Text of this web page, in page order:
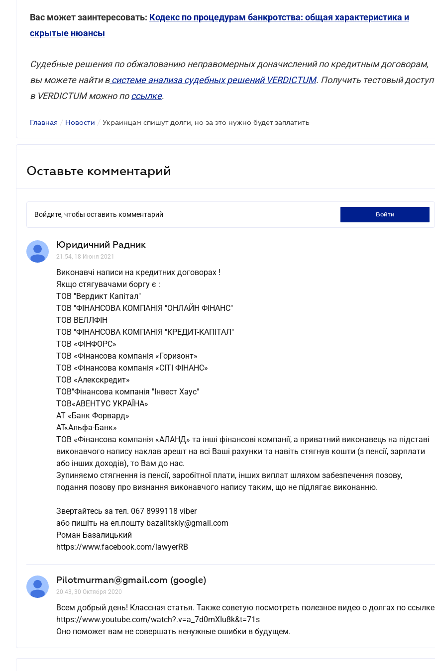
Вас может заинтересовать: Кодекс по процедурам банкротства: общая характеристика и
скрытые нюансы
Cудебные решения по обжалованию неправомерных доначислений по кредитным договорам,
вы можете найти всистеме анализа судебных решений VERDICTUM. Получить тестовый доступ
в VERDICTUM можно поссылке.
Главная / Новости / Украинцам спишут долги, но за это нужно будет заплатить
Оставьте комментарий
Войдите, чтобы оставить комментарий войти
Юридичний Радник
21.54, 18 Июня 2021
Виконавчі написи на кредитних договорах !
Якщо стягувачами боргу є :
ТОВ "Вердикт Капітал"
ТОВ "ФІНАНСОВА КОМПАНІЯ "ОНЛАЙН ФІНАНС"
ТОВ ВЕЛЛФІН
ТОВ "ФІНАНСОВА КОМПАНІЯ "КРЕДИТ-КАПІТАЛ"
ТОВ «ФІНФОРС»
ТОВ «Фінансова компанія «Горизонт»
ТОВ «Фінансова компанія «СІТІ ФІНАНС»
ТОВ «Алекскредит»
ТОВ"Фінансова компанія "Інвест Хаус"
ТОВ«АВЕНТУС УКРАЇНА»
АТ «Банк Форвард»
АТ«Альфа-Банк»
ТОВ «Фінансова компанія «АЛАНД» та інші фінансові компанії, а приватний виконавець на підставі
виконавчого напису наклав арешт на всі Ваші рахунки та навіть стягнув кошти (з пенсії, зарплати
або інших доходів), то Вам до нас.
Зупиняємо стягнення із пенсії, заробітної плати, інших виплат шляхом забезпечення позову,
подання позову про визнання виконавчого напису таким, що не підлягає виконанню.
Звертайтесь за тел. 067 8999118 viber
або пишіть на ел.пошту bazalitskiy@gmail.com
Роман Базалицький
https://www.facebook.com/lawyerRB
Pilotmurman@gmail.com (google)
20.43, 30 Октября 2020
Всем добрый день! Классная статья. Также советую посмотреть полезное видео о долгах по ссылке
https://www.youtube.com/watch?.v=a_7d0mXIu8k&t=71s
Оно поможет вам не совершать ненужные ошибки в будущем.